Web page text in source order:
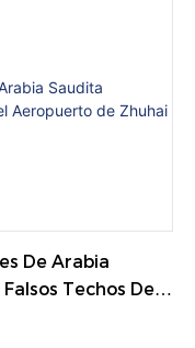
De Arabia
Techos Del